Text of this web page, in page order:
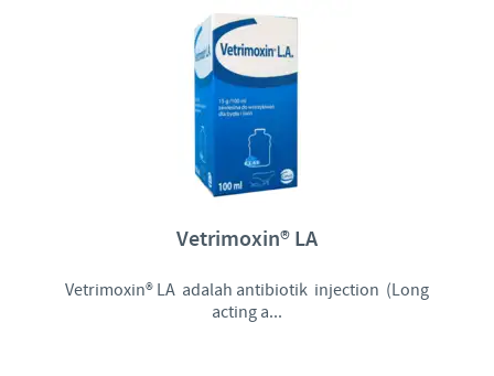
Vetrimoxin® LA
Vetrimoxin® LA adalah antibiotik injection (Long
acting a...